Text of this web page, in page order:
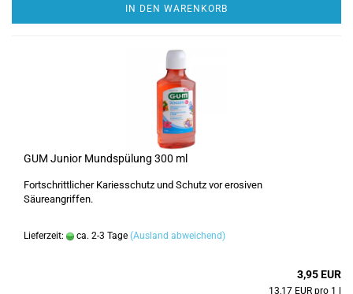
IN DEN WARENKORB
GUM Junior Mundspülung 300 ml
Fortschrittlicher Kariesschutz und Schutz vor erosiven
Säureangriffen.
Lieferzeit: ca. 2-3 Tage (Ausland abweichend)
3,95 EUR
13,17 EUR pro 1 l